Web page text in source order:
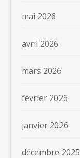
mai 2026
avril 2026
mars 2026
février 2026
janvier 2026
décembre 2025